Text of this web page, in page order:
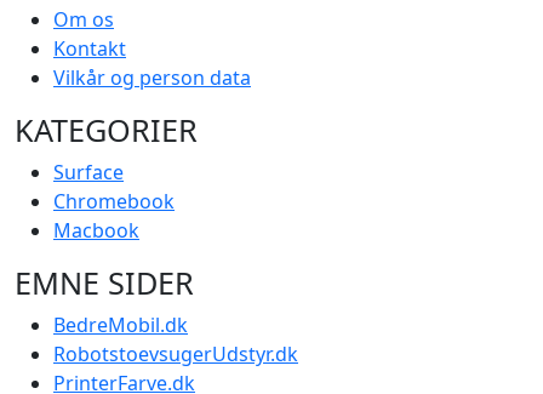
Om os
Kontakt
Vilkår og person data
KATEGORIER
Surface
Chromebook
Macbook
EMNE SIDER
BedreMobil.dk
RobotstoevsugerUdstyr.dk
PrinterFarve.dk